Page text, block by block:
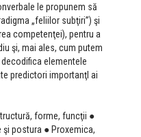
le propunem să
„feliilor subţiri”) şi
competenţei), pentru a
şi, mai ales, cum putem
elementele
predictori importanţI ai
forme, funcţii ●
şi postura ● Proxemica,